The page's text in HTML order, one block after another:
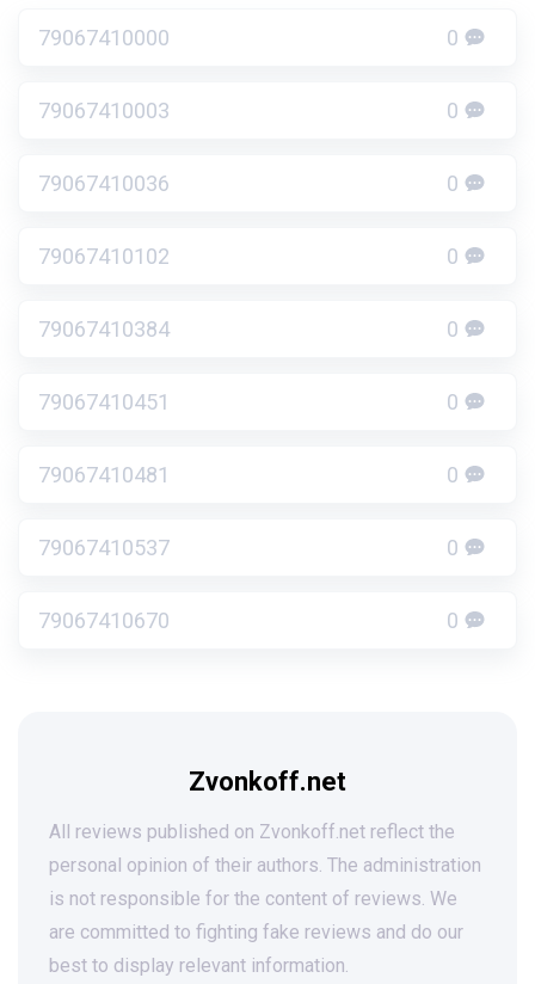
79067410000 0
79067410003 0
79067410036 0
79067410102 0
79067410384 0
79067410451 0
79067410481 0
79067410537 0
79067410670 0
Zvonkoff.net
All reviews published on Zvonkoff.net reflect the
personal opinion of their authors. The administration
is not responsible for the content of reviews. We
are committed to fighting fake reviews and do our
best to display relevant information.